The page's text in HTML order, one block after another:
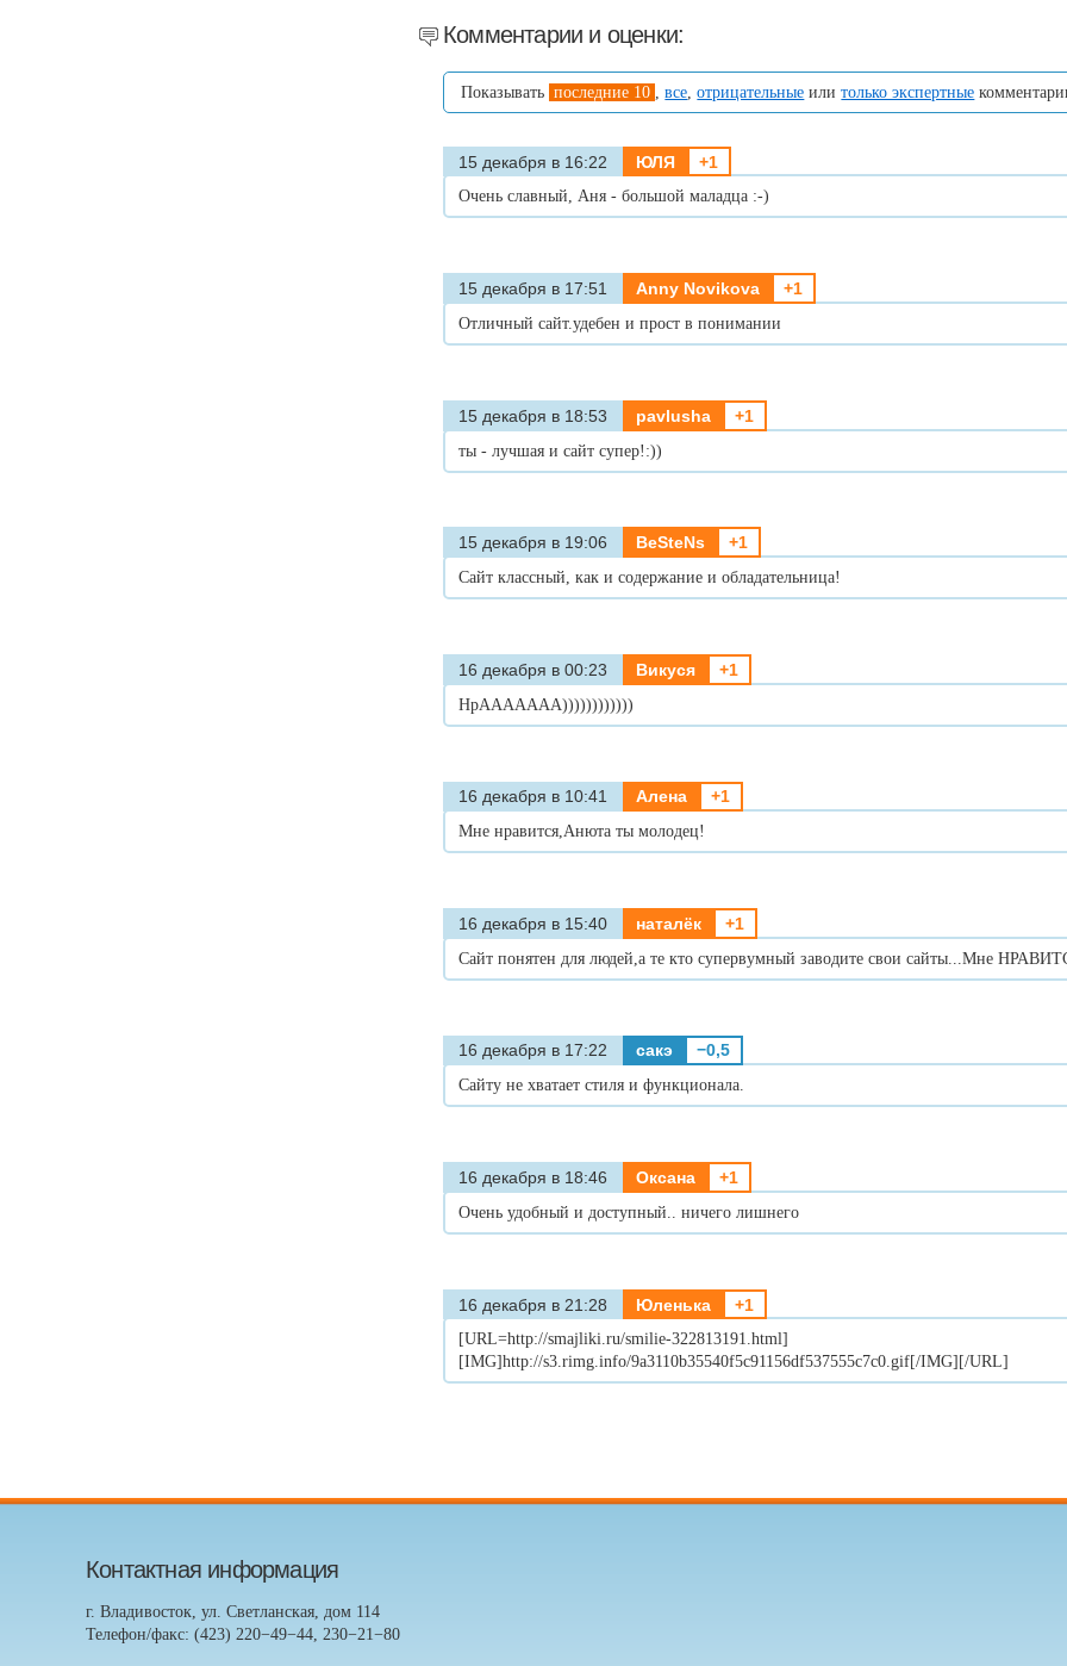
Комментарии и оценки:
Показывать последние 10 ,все ,отрицательные илитолько экспертные
15 декабря в 16:22 ЮЛЯ +1
Очень славный, Аня - большой маладца :-)
15 декабря в 17:51 Anny Novikova +1
Отличный сайт.удебен и прост в понимании
15 декабря в 18:53 pavlusha +1
ты - лучшая и сайт супер!:))
15 декабря в 19:06 BeSteNs +1
Сайт классный, как и содержание и обладательница!
16 декабря в 00:23 Викуся +1
НрААААААА))))))))))))
16 декабря в 10:41 Алена +1
Мне нравится,Анюта ты молодец!
16 декабря в 15:40 наталёк +1
Сайт понятен для людей,а те кто супервумный заводите свои сайты...Мне
16 декабря в 17:22 сакэ −0,5
Сайту не хватает стиля и функционала.
16 декабря в 18:46 Оксана +1
Очень удобный и доступный.. ничего лишнего
16 декабря в 21:28 Юленька +1
[URL=http://smajliki.ru/smilie-322813191.html]
[IMG]http://s3.rimg.info/9a3110b35540f5c91156df537555c7c0.gif[/IMG][/URL]
Контактная информация
г. Владивосток, ул. Светланская, дом 114
Телефон/факс: (423) 220−49−44, 230−21−80